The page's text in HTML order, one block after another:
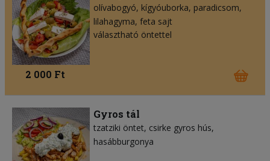
olívabogyó kígyóuborka paradicsom
lilahagyma feta sajt
választható öntettel
2 000 Ft
Gyros tál
tzatziki öntet csirke gyros hús
hasábburgonya